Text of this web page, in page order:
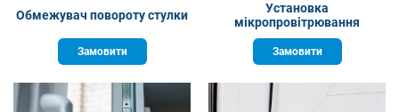
Обмежувач повороту стулки
Замовити
Установка
мікропровітрювання
Замовити